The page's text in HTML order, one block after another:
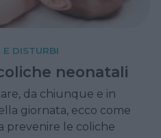
E DISTURBI
neonatali
da chiunque e in
giornata, ecco come
prevenire le coliche